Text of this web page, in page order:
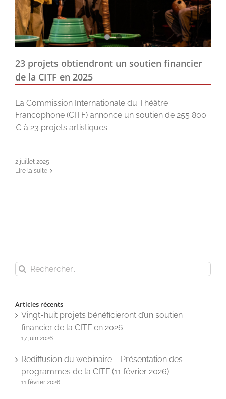
23 projets obtiendront un soutien financier
de la CITF en 2025
La Commission Internationale du Théâtre
Francophone (CITF) annonce un soutien de 255 800
€ à 23 projets artistiques.
2 juillet 2025
Lire la suite
Rechercher
Articles récents
Vingt-huit projets bénéficieront d’un soutien
financier de la CITF en 2026
17 juin 2026
Rediffusion du webinaire – Présentation des
programmes de la CITF (11 février 2026)
11 février 2026